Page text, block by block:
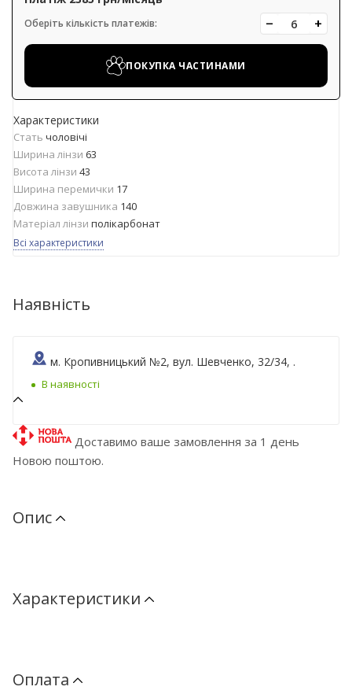
Оберіть кількість платежів: − +
ПОКУПКА ЧАСТИНАМИ
Характеристики
Стать чоловічі
Ширина лінзи 63
Висота лінзи 43
Ширина перемички 17
Довжина завушника 140
Матеріал лінзи полікарбонат
Всі характеристики
Наявність
м. Кропивницький №2, вул. Шевченко, 32/34, .
В наявності
Доставимо ваше замовлення за 1 день
Новою поштою.
Опис
Характеристики
Оплата